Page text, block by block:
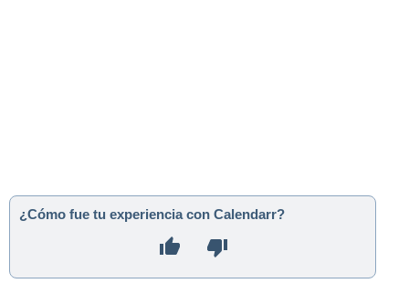
¿Cómo fue tu experiencia con Calendarr?